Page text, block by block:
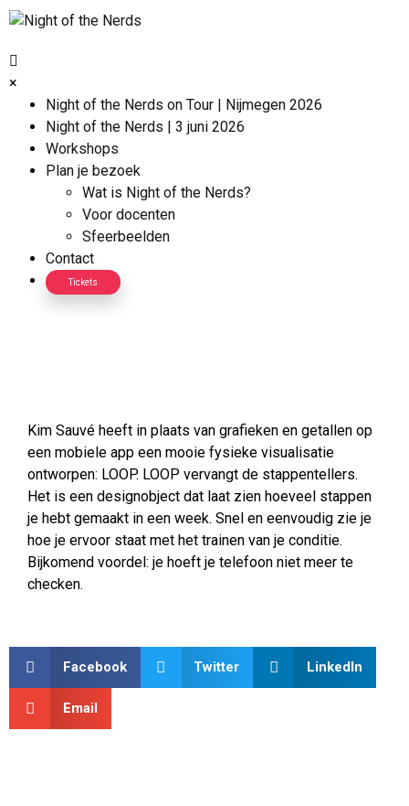
×
Night of the Nerds on Tour | Nijmegen 2026
Night of the Nerds | 3 juni 2026
Workshops
Plan je bezoek
Wat is Night of the Nerds?
Voor docenten
Sfeerbeelden
Contact
Tickets
Kim Sauvé heeft in plaats van grafieken en getallen op
een mobiele app een mooie fysieke visualisatie
ontworpen: LOOP. LOOP vervangt de stappentellers.
Het is een designobject dat laat zien hoeveel stappen
je hebt gemaakt in een week. Snel en eenvoudig zie je
hoe je ervoor staat met het trainen van je conditie.
Bijkomend voordel: je hoeft je telefoon niet meer te
checken.
Facebook Twitter LinkedIn
Email